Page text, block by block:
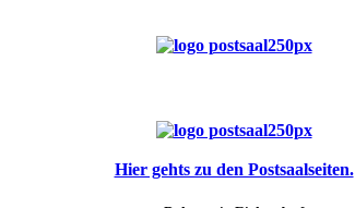
Hier gehts zu den Postsaalseiten.